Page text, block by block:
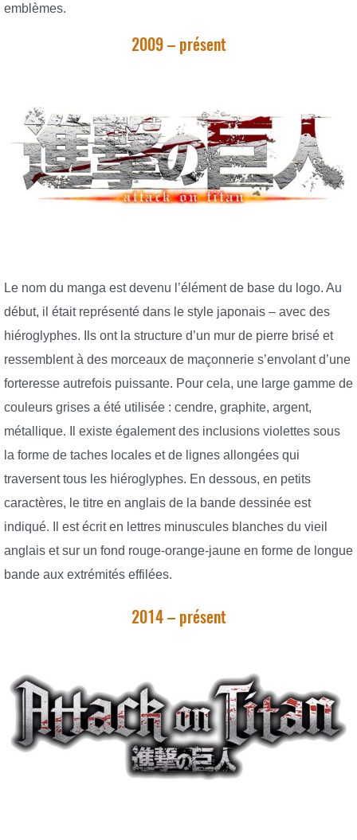
emblèmes.
2009 – présent
Le nom du manga est devenu l’élément de base du logo. Au
début, il était représenté dans le style japonais – avec des
hiéroglyphes. Ils ont la structure d’un mur de pierre brisé et
ressemblent à des morceaux de maçonnerie s’envolant d’une
forteresse autrefois puissante. Pour cela, une large gamme de
couleurs grises a été utilisée : cendre, graphite, argent,
métallique. Il existe également des inclusions violettes sous
la forme de taches locales et de lignes allongées qui
traversent tous les hiéroglyphes. En dessous, en petits
caractères, le titre en anglais de la bande dessinée est
indiqué. Il est écrit en lettres minuscules blanches du vieil
anglais et sur un fond rouge-orange-jaune en forme de longue
bande aux extrémités effilées.
2014 – présent